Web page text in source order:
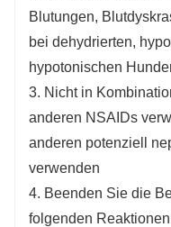
Blutungen,
bei dehydrierten,
hypotonischen
3. Nicht in
anderen NSAIDs
anderen potenziell
verwenden
4. Beenden Sie die
folgenden